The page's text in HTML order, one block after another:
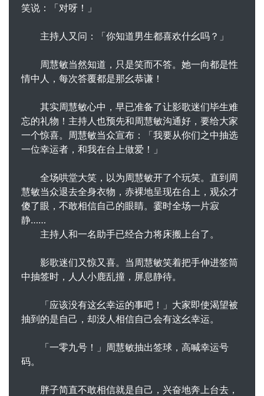
笑说：「对呀！」
主持人又问：「你知道男生都喜欢什幺吗？」
周慧敏当然知道，只是笑而不答。她一向都是性
情中人，每次答覆都是那幺恭谦！
其实周慧敏心中，早已准备了让影歌迷们毕生难
忘的礼物！主持人也预先和周慧敏沟通好，要给大家
一个惊喜。周慧敏当众宣布：「我要从你们之中抽选
一位幸运者，和我在台上做爱！」
全场哄堂大笑，以为周慧敏开了个玩笑。直到周
慧敏当众退去全身衣物，赤裸地呈现在台上，观众才
傻了眼，不敢相信自己的眼睛。霎时全场一片寂
静……
主持人和一名助手已经合力将床搬上台了。
影歌迷们又惊又喜。当周慧敏笑着把手伸进签筒
中抽签时，人人小鹿乱撞，屏息静待。
「应该没有这幺幸运的事吧！」大家即使渴望被
抽到的是自己，却没人相信自己会有这幺幸运。
「一零九号！」周慧敏抽出签球，高喊幸运号
码。
胖子简直不敢相信就是自己，兴奋地奔上台去，